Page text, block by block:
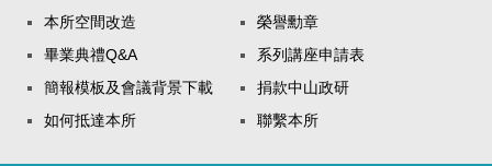
本所空間改造
榮譽勳章
畢業典禮Q&A
系列講座申請表
簡報模板及會議背景下載
捐款中山政研
如何抵達本所
聯繫本所